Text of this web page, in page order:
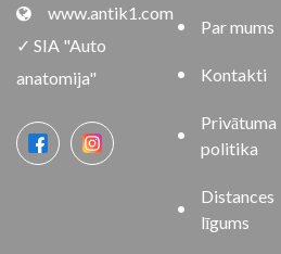
www.antik1.com
✓ SIA "Auto
anatomija"
Par mums
Kontakti
Privātuma
politika
Distances
līgums